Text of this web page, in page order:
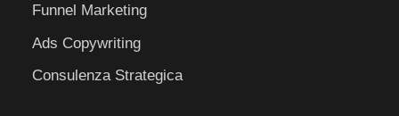
Funnel Marketing
Ads Copywriting
Consulenza Strategica